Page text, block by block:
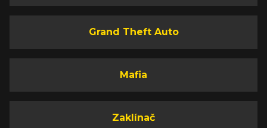
Grand Theft Auto
Mafia
Zaklínač